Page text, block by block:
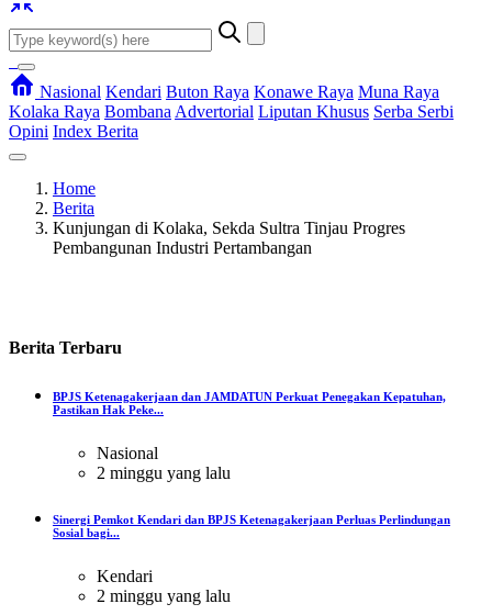
Nasional Kendari Buton Raya Konawe Raya Muna Raya
Kolaka Raya Bombana Advertorial Liputan Khusus Serba Serbi
Opini Index Berita
Home
Berita
Kunjungan di Kolaka, Sekda Sultra Tinjau Progres
Pembangunan Industri Pertambangan
Berita Terbaru
BPJS Ketenagakerjaan dan JAMDATUN Perkuat Penegakan Kepatuhan,
Pastikan Hak Peke...
Nasional
2 minggu yang lalu
Sinergi Pemkot Kendari dan BPJS Ketenagakerjaan Perluas Perlindungan
Sosial bagi...
Kendari
2 minggu yang lalu